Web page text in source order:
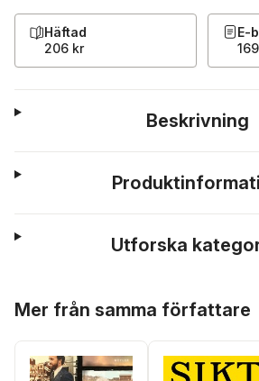
Häftad
206 kr
E-
Beskrivning
Utforska
Mer från samma författare